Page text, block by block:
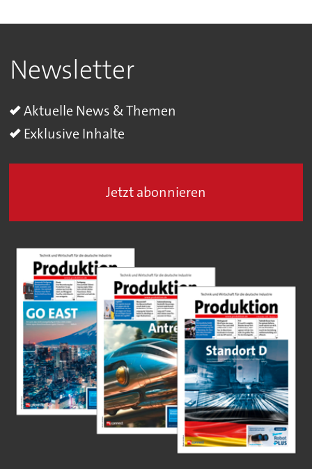
Newsletter
Aktuelle News & Themen
Exklusive Inhalte
Jetzt abonnieren